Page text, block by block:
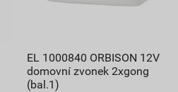
EL 1000840 ORBISON 12V
domovní zvonek 2xgong
(bal.1)